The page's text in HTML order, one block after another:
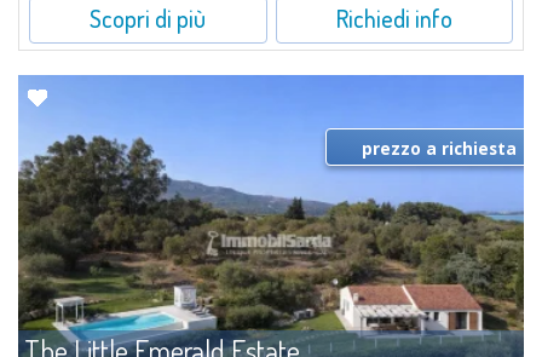
Scopri di più Richiedi info
prezzo a richiesta